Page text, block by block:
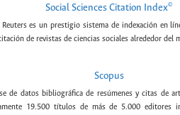
Social Sciences Citation Index©
Reuters es un prestigio sistema de indexación en
de revistas de ciencias sociales alrededor del
Scopus
de datos bibliográfica de resúmenes y citas de
19.500 títulos de más de 5.000 editores